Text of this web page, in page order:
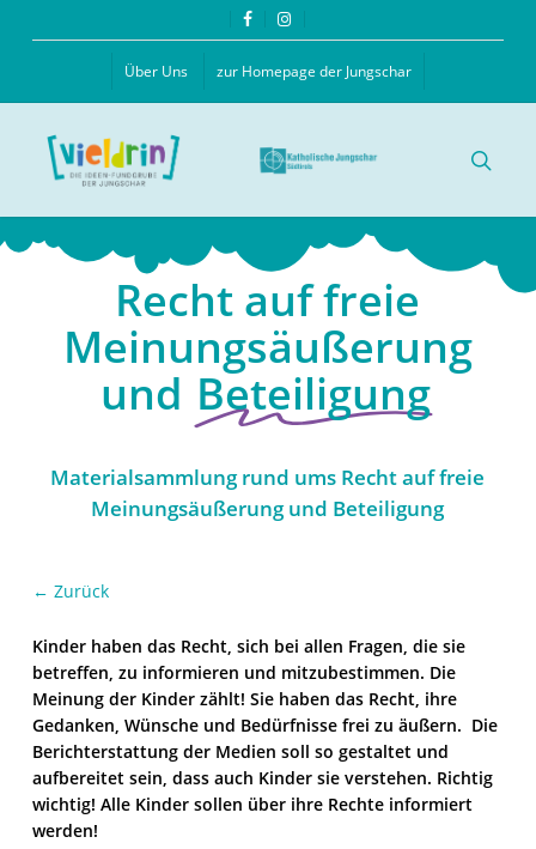
facebookinstagram
Über Uns zur Homepage der Jungschar
Recht auf freie
Meinungsäußerung
und Beteiligung
Materialsammlung rund ums Recht auf freie
Meinungsäußerung und Beteiligung
← Zurück
Kinder haben das Recht, sich bei allen Fragen, die sie
betreffen, zu informieren und mitzubestimmen. Die
Meinung der Kinder zählt! Sie haben das Recht, ihre
Gedanken, Wünsche und Bedürfnisse frei zu äußern. Die
Berichterstattung der Medien soll so gestaltet und
aufbereitet sein, dass auch Kinder sie verstehen. Richtig
wichtig! Alle Kinder sollen über ihre Rechte informiert
werden!